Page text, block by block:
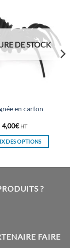
DE STOCK
en carton
4,00€ HT
DES OPTIONS
variations.
être
?
FAIRE